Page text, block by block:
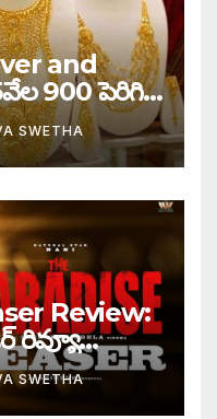
and
900 పెరిగిన
SWETHA
Review:
రివ్యూ…
SWETHA